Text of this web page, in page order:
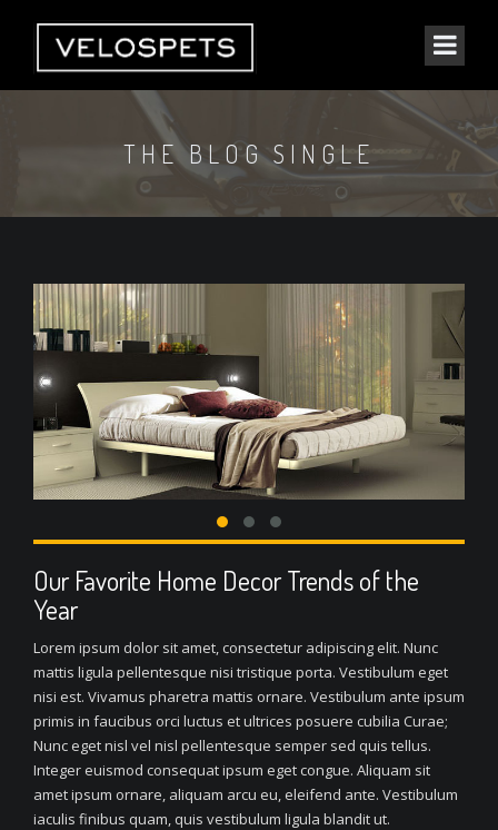
THE BLOG SINGLE
Our Favorite Home Decor Trends of the
Year
Lorem ipsum dolor sit amet, consectetur adipiscing elit. Nunc
mattis ligula pellentesque nisi tristique porta. Vestibulum eget
nisi est. Vivamus pharetra mattis ornare. Vestibulum ante ipsum
primis in faucibus orci luctus et ultrices posuere cubilia Curae;
Nunc eget nisl vel nisl pellentesque semper sed quis tellus.
Integer euismod consequat ipsum eget congue. Aliquam sit
amet ipsum ornare, aliquam arcu eu, eleifend ante. Vestibulum
iaculis finibus quam, quis vestibulum ligula blandit ut.